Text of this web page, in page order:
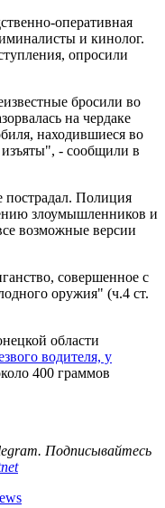
оперативная
и кинолог.
опросили
бросили во
на чердаке
находившиеся во
изъяты", - сообщили в
пострадал. Полиция
злоумышленников и
возможные версии
совершенное с
оружия" (ч.4 ст.
области
водителя, у
400 граммов
Подписывайтесь